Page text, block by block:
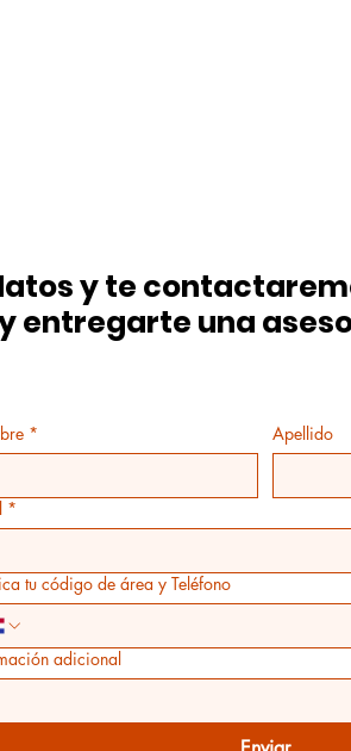
y te
entregarte una
* Apellido
*
tu código de área y Teléfono
adicional